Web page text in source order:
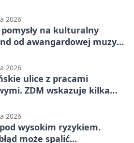
2026
na kulturalny
od awangardowej muzyki
2026
ulice z pracami
ZDM wskazuje kilka
2026
wysokim ryzykiem.
może spalić